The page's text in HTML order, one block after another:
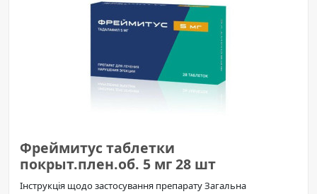
Фреймитус таблетки
покрыт.плен.об. 5 мг 28 шт
Інструкція щодо застосування препарату Загальна